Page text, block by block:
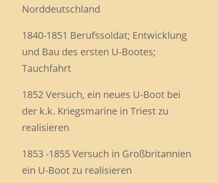
Norddeutschland
1840-1851 Berufssoldat; Entwicklung
und Bau des ersten U-Bootes;
Tauchfahrt
1852 Versuch, ein neues U-Boot bei
der k.k. Kriegsmarine in Triest zu
realisieren
1853 -1855 Versuch in Großbritannien
ein U-Boot zu realisieren